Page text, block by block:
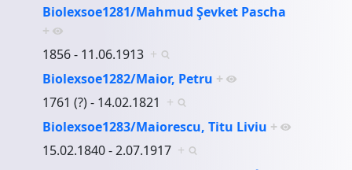
Biolexsoe1281/Mahmud Şevket Pascha
+
1856 - 11.06.1913 +
Biolexsoe1282/Maior, Petru +
1761 (?) - 14.02.1821 +
Biolexsoe1283/Maiorescu, Titu Liviu +
15.02.1840 - 2.07.1917 +